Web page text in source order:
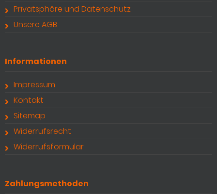
Privatsphäre und Datenschutz
Unsere AGB
Informationen
Impressum
Kontakt
Sitemap
Widerrufsrecht
Widerrufsformular
Zahlungsmethoden